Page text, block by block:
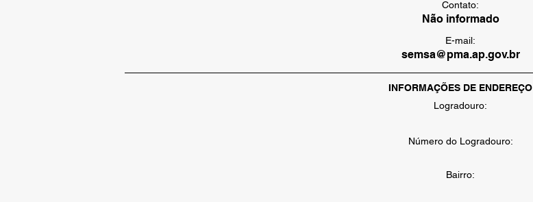
Contato:
Não informado
E-mail:
semsa@pma.ap.gov.br
INFORMAÇÕES DE ENDEREÇO
Logradouro:
Número do Logradouro:
Bairro: